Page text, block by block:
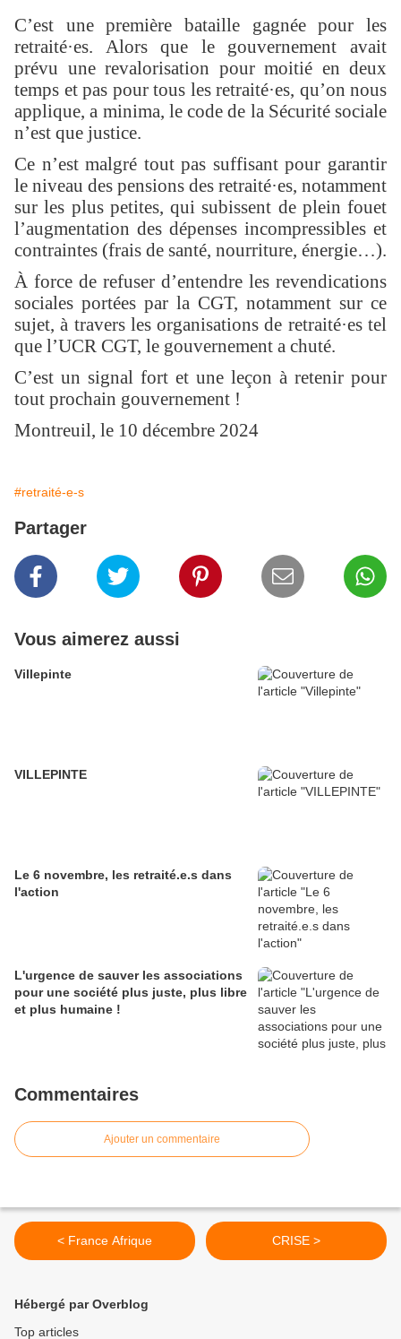
C’est une première bataille gagnée pour les
retraité·es. Alors que le gouvernement avait
prévu une revalorisation pour moitié en deux
temps et pas pour tous les retraité·es, qu’on nous
applique, a minima, le code de la Sécurité sociale
n’est que justice.
Ce n’est malgré tout pas suffisant pour garantir
le niveau des pensions des retraité·es, notamment
sur les plus petites, qui subissent de plein fouet
l’augmentation des dépenses incompressibles et
contraintes (frais de santé, nourriture, énergie…).
À force de refuser d’entendre les revendications
sociales portées par la CGT, notamment sur ce
sujet, à travers les organisations de retraité·es tel
que l’UCR CGT, le gouvernement a chuté.
C’est un signal fort et une leçon à retenir pour
tout prochain gouvernement !
Montreuil, le 10 décembre 2024
#retraité-e-s
Partager
Vous aimerez aussi
Villepinte
VILLEPINTE
Le 6 novembre, les retraité.e.s dans
l'action
L'urgence de sauver les associations
pour une société plus juste, plus libre
et plus humaine !
Commentaires
Ajouter un commentaire
< France Afrique CRISE >
Hébergé par Overblog
Top articles